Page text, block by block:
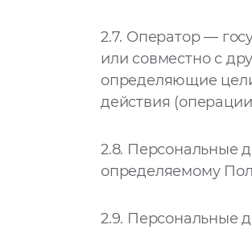
2.7. Оператор —
или совместно с
определяющие
действия
2.8. Персональные
определяемому
2.9. Персональные